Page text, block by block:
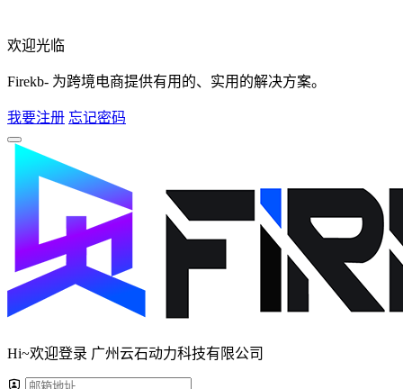
欢迎光临
Firekb- 为跨境电商提供有用的、实用的解决方案。
我要注册 忘记密码
Hi~欢迎登录 广州云石动力科技有限公司